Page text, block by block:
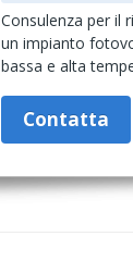
Consulenza per il
un impianto
bassa e alta
Contatta